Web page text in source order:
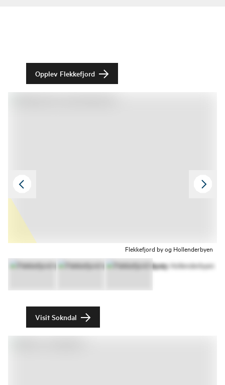
Opplev Flekkefjord
Flekkefjord by og Hollenderbyen
Visit Sokndal